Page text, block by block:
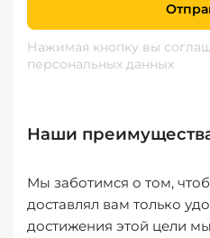
Нажимая кнопку вы
персональных данных
Наши
Мы заботимся о том,
доставлял вам только
достижения этой цели